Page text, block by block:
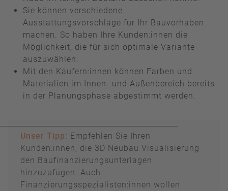
Sie können verschiedene
Ausstattungsvorschläge für Ihr Bauvorhaben
machen. So haben Ihre Kunden:innen die
Möglichkeit, die für sich optimale Variante
auszuwählen.
Mit den Käufern:innen können Farben und
Materialien im Innen- und Außenbereich bereits
in der Planungsphase abgestimmt werden.
Unser Tipp: Empfehlen Sie Ihren
Kunden:innen, die 3D Neubau Visualisierung
den Baufinanzierungsunterlagen
hinzuzufügen. Auch
Finanzierungsspezialisten:innen wollen